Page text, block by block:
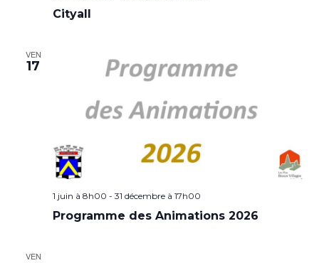
Cityall
VEN
17
1 juin à 8h00 - 31 décembre à 17h00
Programme des Animations 2026
VEN